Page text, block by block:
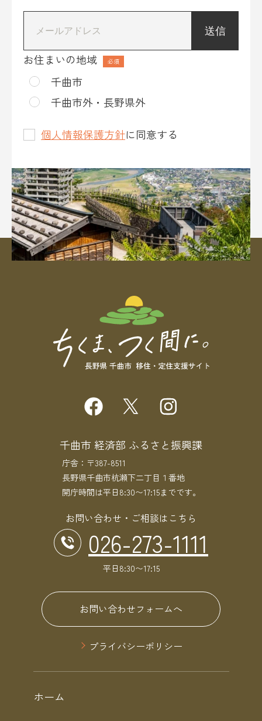
お住まいの地域
千曲市
千曲市外・長野県外
個人情報保護方針に同意する
千曲市 経済部 ふるさと振興課
庁舎：〒387-8511
長野県千曲市杭瀬下二丁目１番地
開庁時間は平日8:30〜17:15までです。
お問い合わせ・ご相談はこちら
026-273-1111
平日8:30〜17:15
お問い合わせフォームへ
プライバシーポリシー
ホーム